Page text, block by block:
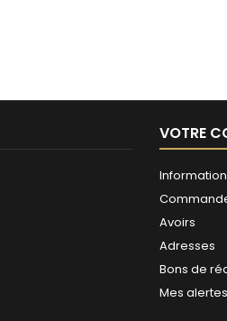
VOTRE
Avoirs
Adresses
Bons de
Mes alertes